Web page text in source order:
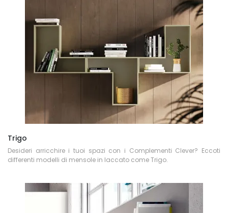
Trigo
Desideri arricchire i tuoi spazi con i Complementi Clever? Eccoti
differenti modelli di mensole in laccato come Trigo.